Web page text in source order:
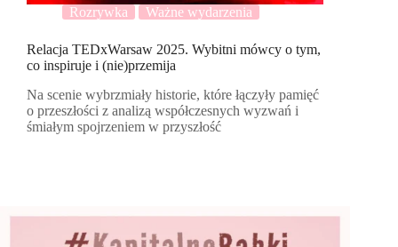
Rozrywka Ważne wydarzenia
Relacja TEDxWarsaw 2025. Wybitni mówcy o tym,
co inspiruje i (nie)przemija
Na scenie wybrzmiały historie, które łączyły pamięć
o przeszłości z analizą współczesnych wyzwań i
śmiałym spojrzeniem w przyszłość